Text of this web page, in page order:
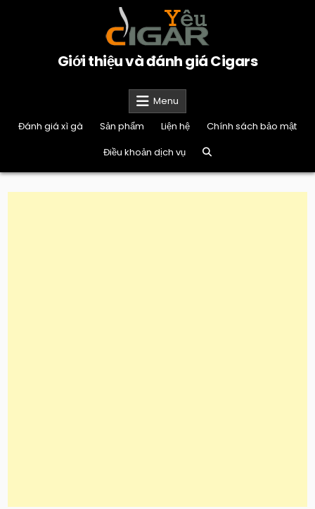
Giới thiệu và đánh giá Cigars
Menu
Đánh giá xì gà
Sản phẩm Liện hệ
Chính sách bảo mật
Điều khoản dịch vụ